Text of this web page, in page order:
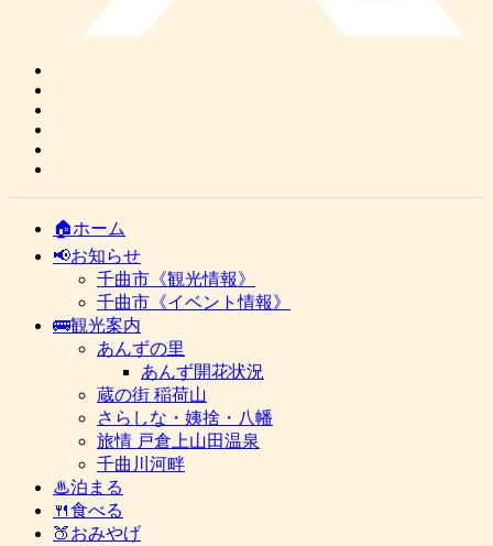
🏠ホーム
📢お知らせ
千曲市《観光情報》
千曲市《イベント情報》
🚌観光案内
あんずの里
あんず開花状況
蔵の街 稲荷山
さらしな・姨捨・八幡
旅情 戸倉上山田温泉
千曲川河畔
♨泊まる
🍴食べる
🍑おみやげ